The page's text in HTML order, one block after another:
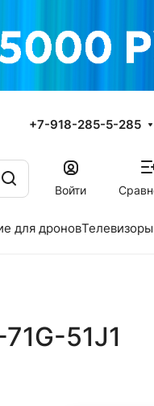
+7-918-285-5-285
Войти
для дроновТелевизоры
51J1